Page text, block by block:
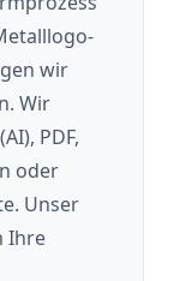
wir
Wir
PDF,
oder
Unser
Ihre